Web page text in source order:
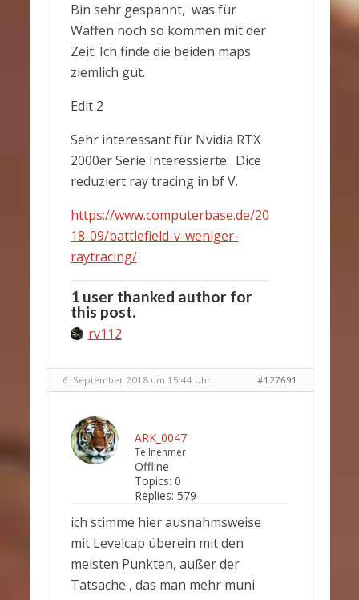
Bin sehr gespannt, was für
Waffen noch so kommen mit der
Zeit. Ich finde die beiden maps
ziemlich gut.
Edit 2
Sehr interessant für Nvidia RTX
2000er Serie Interessierte. Dice
reduziert ray tracing in bf V.
https://www.computerbase.de/20
18-09/battlefield-v-weniger-
raytracing/
1 user thanked author for
this post.
rv112
6. September 2018 um 15:44 Uhr #127691
ARK_0047
Teilnehmer
Offline
Topics: 0
Replies: 579
ich stimme hier ausnahmsweise
mit Levelcap überein mit den
meisten Punkten, außer der
Tatsache , das man mehr muni